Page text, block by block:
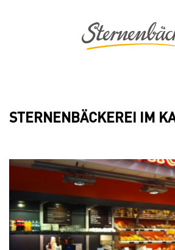
STERNENBÄCKEREI IM